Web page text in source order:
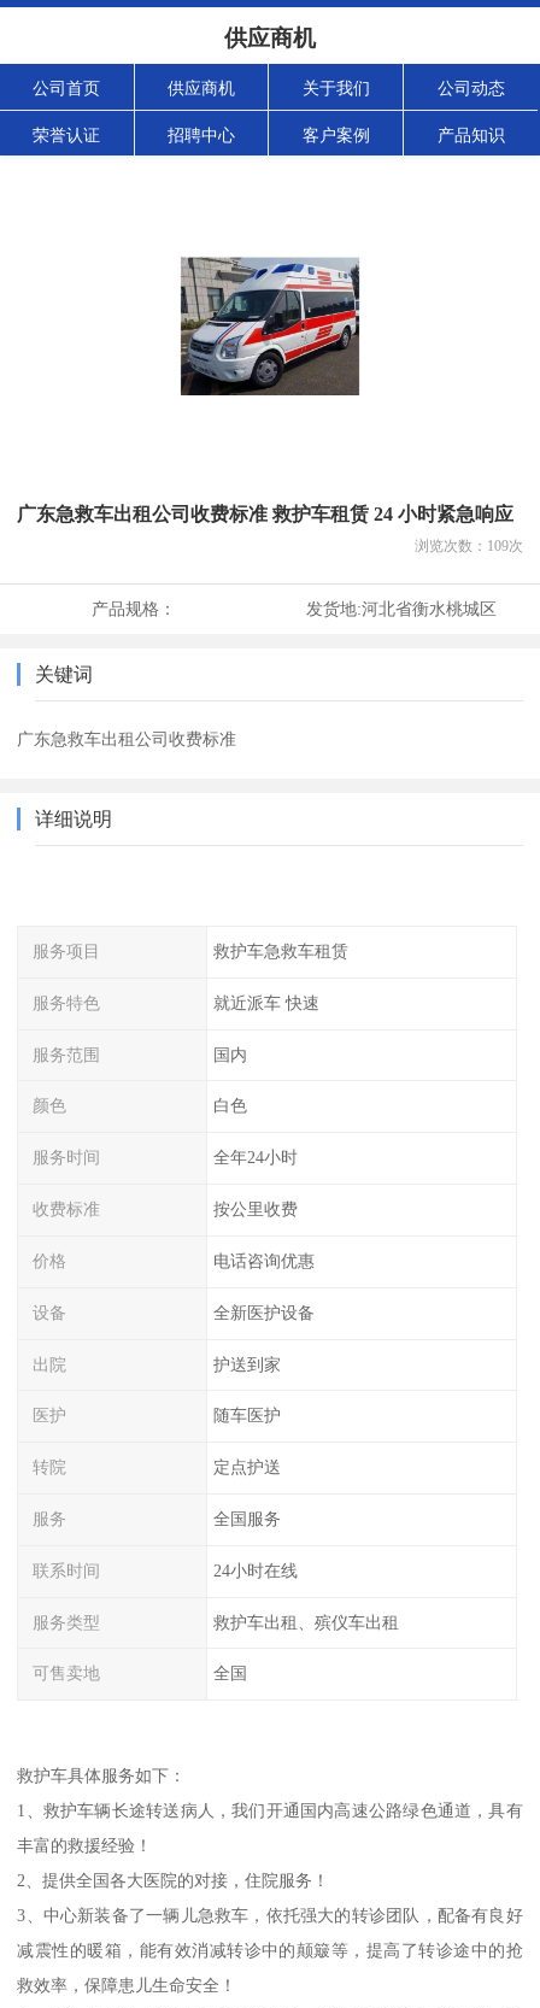
供应商机
公司首页 供应商机 关于我们 公司动态
荣誉认证 招聘中心 客户案例 产品知识
广东急救车出租公司收费标准 救护车租赁 24 小时紧急响应
浏览次数： 109次
产品规格： 发货地:河北省衡水桃城区
关键词
广东急救车出租公司收费标准
详细说明
服务项目 救护车急救车租赁
服务特色 就近派车 快速
服务范围 国内
颜色 白色
服务时间 全年24小时
收费标准 按公里收费
价格 电话咨询优惠
设备 全新医护设备
出院 护送到家
医护 随车医护
转院 定点护送
服务 全国服务
联系时间 24小时在线
服务类型 救护车出租、殡仪车出租
可售卖地 全国
救护车具体服务如下：
1、救护车辆长途转送病人，我们开通国内高速公路绿色通道，具有
丰富的救援经验！
2、提供全国各大医院的对接，住院服务！
3、中心新装备了一辆儿急救车，依托强大的转诊团队，配备有良好
减震性的暖箱，能有效消减转诊中的颠簸等，提高了转诊途中的抢
救效率，保障患儿生命安全！